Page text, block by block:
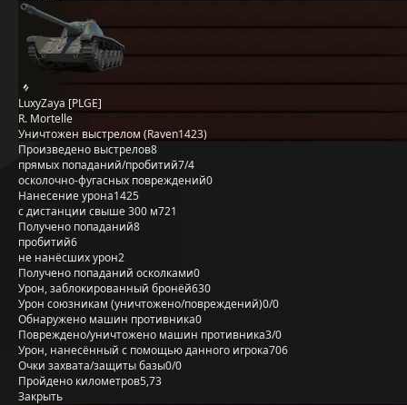
LuxyZaya [PLGE]
R. Mortelle
Уничтожен выстрелом (Raven1423)
Произведено выстрелов8
прямых попаданий/пробитий7/4
осколочно-фугасных повреждений0
Нанесение урона1425
с дистанции свыше 300 м721
Получено попаданий8
пробитий6
не нанёсших урон2
Получено попаданий осколками0
Урон, заблокированный бронёй630
Урон союзникам (уничтожено/повреждений)0/0
Обнаружено машин противника0
Повреждено/уничтожено машин противника3/0
Урон, нанесённый с помощью данного игрока706
Очки захвата/защиты базы0/0
Пройдено километров5,73
Закрыть